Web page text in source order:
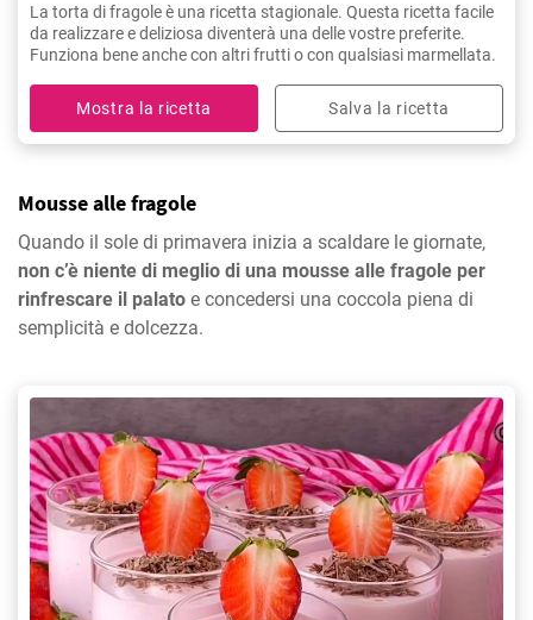
La torta di fragole è una ricetta stagionale. Questa ricetta facile
da realizzare e deliziosa diventerà una delle vostre preferite.
Funziona bene anche con altri frutti o con qualsiasi marmellata.
Mostra la ricetta Salva la ricetta
Mousse alle fragole
Quando il sole di primavera inizia a scaldare le giornate,
non c’è niente di meglio di una mousse alle fragole per
rinfrescare il palato e concedersi una coccola piena di
semplicità e dolcezza.